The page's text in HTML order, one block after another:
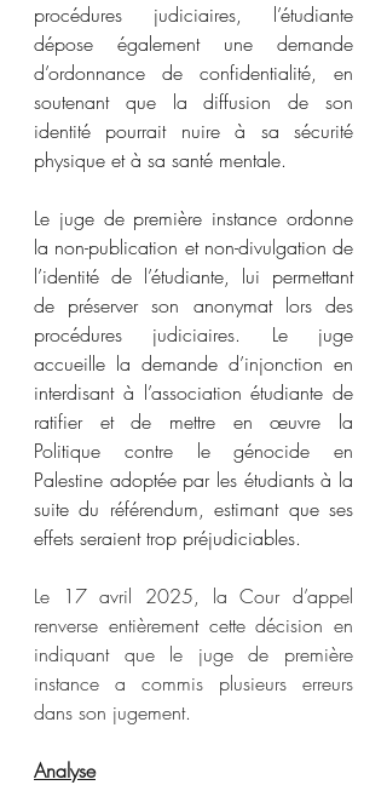
procédures judiciaires, l’étudiante
dépose également une demande
d’ordonnance de confidentialité, en
soutenant que la diffusion de son
identité pourrait nuire à sa sécurité
physique et à sa santé mentale.
Le juge de première instance ordonne
la non-publication et non-divulgation de
l’identité de l’étudiante, lui permettant
de préserver son anonymat lors des
procédures judiciaires. Le juge
accueille la demande d’injonction en
interdisant à l’association étudiante de
ratifier et de mettre en œuvre la
Politique contre le génocide en
Palestine adoptée par les étudiants à la
suite du référendum, estimant que ses
effets seraient trop préjudiciables.
Le 17 avril 2025, la Cour d’appel
renverse entièrement cette décision en
indiquant que le juge de première
instance a commis plusieurs erreurs
dans son jugement.
Analyse